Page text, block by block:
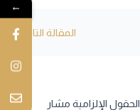
المقالة التالية←
الحقول الإلزامية مشار
←